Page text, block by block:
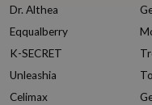
Dr. Althea
Eqqualberry
K-SECRET
Unleashia
Celimax